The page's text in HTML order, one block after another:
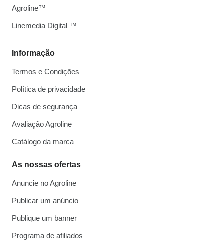
Informação
Termos e Condições
Política de privacidade
Dicas de segurança
Avaliação Agroline
Catálogo da marca
As nossas ofertas
Anuncie no Agroline
Publicar um anúncio
Publique um banner
Programa de afiliados
Agroline™
Linemedia Digital ™